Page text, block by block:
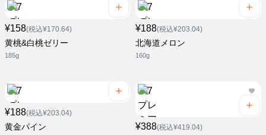
¥158(税込¥170.64)
黄桃&白桃ゼリー
185g
¥188(税込¥203.04)
北海道メロン
160g
¥188(税込¥203.04)
黄金パイン ¥388(税込¥419.04)